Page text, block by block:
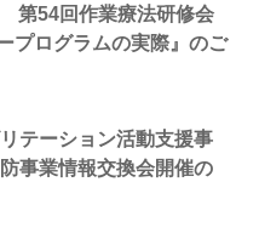
第54回作業療法研修会
プログラムの実際』のご
テーション活動⽀援事
事業情報交換会開催の